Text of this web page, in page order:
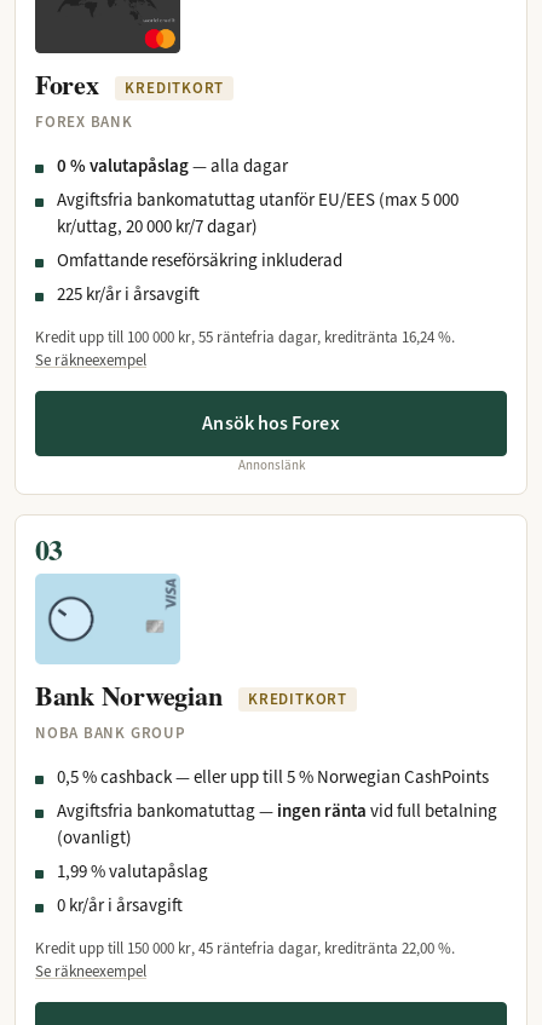
Forex
KREDITKORT
FOREX BANK
0 % valutapåslag— alla dagar
Avgiftsfria bankomatuttag utanför EU/EES (max 5 000
kr/uttag, 20 000 kr/7 dagar)
Omfattande reseförsäkring inkluderad
225 kr/år i årsavgift
Kredit upp till 100 000 kr, 55 räntefria dagar, kreditränta 16,24 %.
Se räkneexempel
Ansök hos Forex
Annonslänk
03
Bank Norwegian
KREDITKORT
NOBA BANK GROUP
0,5 % cashback — eller upp till 5 % Norwegian CashPoints
Avgiftsfria bankomatuttag — ingen ränta vid full betalning
(ovanligt)
1,99 % valutapåslag
0 kr/år i årsavgift
Kredit upp till 150 000 kr, 45 räntefria dagar, kreditränta 22,00 %.
Se räkneexempel